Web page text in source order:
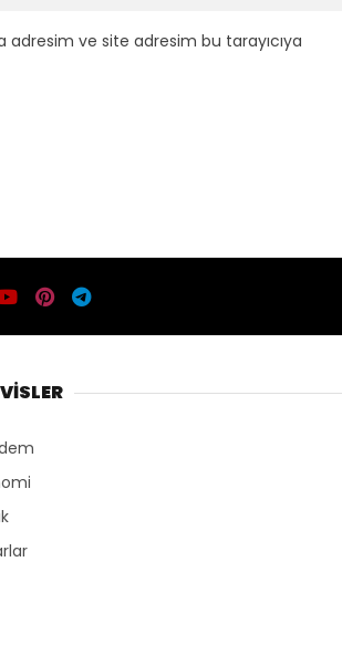
adresim ve site adresim bu tarayıcıya